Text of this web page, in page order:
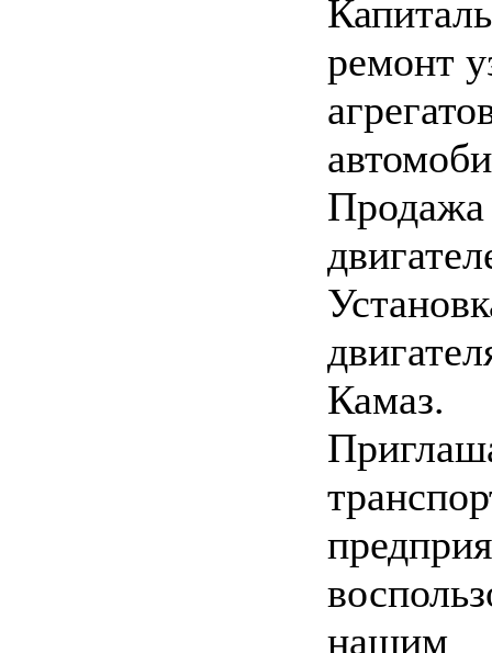
ремонт
Продажа
Камаз.
нашим